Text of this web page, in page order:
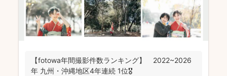
【fotowa年間撮影件数ランキング】 2022~2026
年 九州・沖縄地区4年連続 1位🎖️